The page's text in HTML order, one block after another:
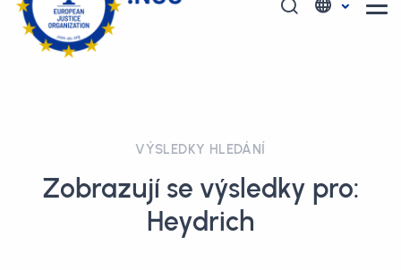
VÝSLEDKY HLEDÁNÍ
Zobrazují se výsledky pro:
Heydrich